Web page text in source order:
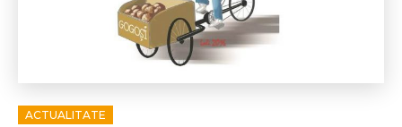
ACTUALITATE